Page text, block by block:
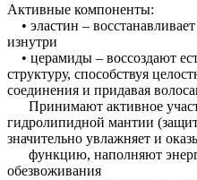
Активные компоненты:
• эластин –
изнутри
• церамиды – воссоздают
структуру, способствуя
соединения и придавая
Принимают активное
гидролипидной мантии
значительно увлажняет и
функцию, наполняют
обезвоживания